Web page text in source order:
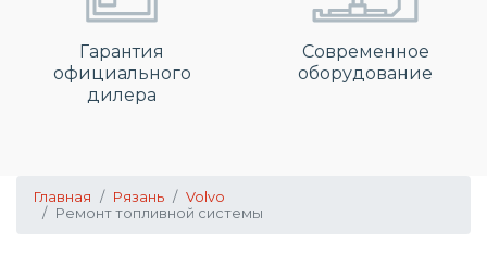
Гарантия
официального
дилера
Современное
оборудование
Главная Рязань
Volvo
Ремонт топливной системы